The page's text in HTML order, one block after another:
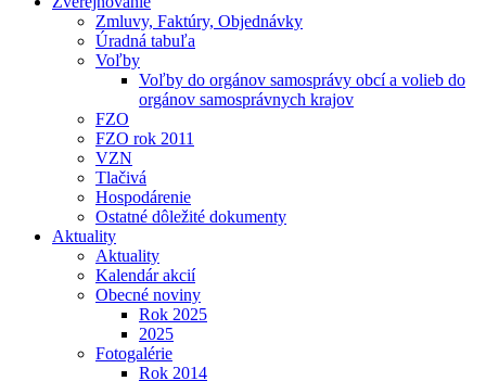
Zmluvy, Faktúry, Objednávky
Úradná tabuľa
Voľby
Voľby do orgánov samosprávy obcí a volieb do
orgánov samosprávnych krajov
FZO
FZO rok 2011
VZN
Tlačivá
Hospodárenie
Ostatné dôležité dokumenty
Aktuality
Aktuality
Kalendár akcií
Obecné noviny
Rok 2025
2025
Fotogalérie
Rok 2014